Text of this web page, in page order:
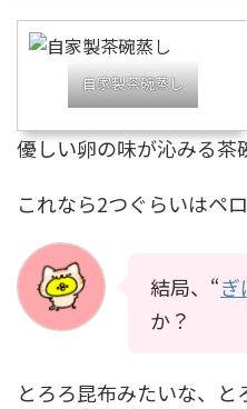
自家製茶碗蒸し
優しい卵の味が沁みる茶
これなら2つぐらいはペ
結局、“ぎ
か？
とろろ昆布みたいな、